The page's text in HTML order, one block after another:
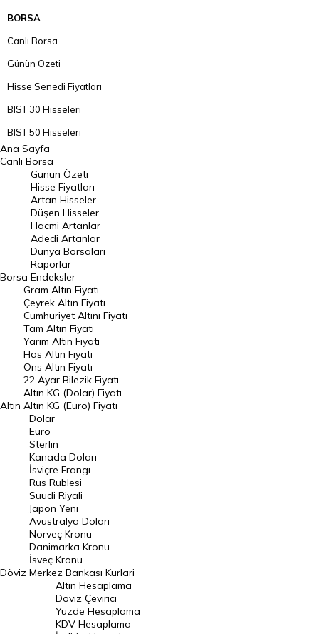
BORSA
Canlı Borsa
Günün Özeti
Hisse Senedi Fiyatları
BIST 30 Hisseleri
BIST 50 Hisseleri
BIST 100 Hisseleri
En Çok Artan Hisseler
En Çok Düşen Hisseler
Hacmi Artanlar
Geçmiş Kapanışlar
Dünya Borsaları
Raporlar
Endeksler
DÖVİZ
Döviz Kuru
Dolar Kuru
Euro Kuru
Pound Kuru
Frank Kuru
Riyal Kuru
Avustralya Doları
Danimarka Kronu Kuru
Kanada Doları Kuru
Norveç Kronu Kuru
İsveç Kronu Kuru
Japon Yeni Kuru
Ana Sayfa
Canlı Borsa
Borsa
Günün Özeti
Hisse Fiyatları
Artan Hisseler
Düşen Hisseler
Hacmi Artanlar
Adedi Artanlar
Dünya Borsaları
Raporlar
Endeksler
Altın
Gram Altın Fiyatı
Çeyrek Altın Fiyatı
Cumhuriyet Altını Fiyatı
Tam Altın Fiyatı
Yarım Altın Fiyatı
Has Altın Fiyatı
Ons Altın Fiyatı
22 Ayar Bilezik Fiyatı
Altın KG (Dolar) Fiyatı
Altın KG (Euro) Fiyatı
Döviz
Dolar
Euro
Sterlin
Kanada Doları
İsviçre Frangı
Rus Rublesi
Suudi Riyali
Japon Yeni
Avustralya Doları
Norveç Kronu
Danimarka Kronu
İsveç Kronu
Merkez Bankası Kurlari
Altın Hesaplama
Döviz Çevirici
Yüzde Hesaplama
KDV Hesaplama